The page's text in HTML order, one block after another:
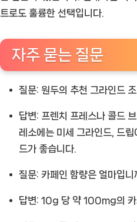
트로도 훌륭한 선택입니다.
자주 묻는 질문
질문: 원두의 추천 그라인드
답변: 프렌치 프레스나 콜드
레소에는 미세 그라인드, 드
드가 좋습니다.
질문: 카페인 함량은 얼마입니
답변: 10g 당 약 100mg의 카